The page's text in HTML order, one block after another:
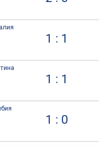
1 : 1
1 : 1
1 : 0